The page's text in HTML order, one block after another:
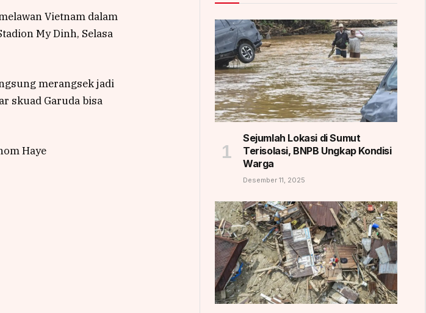
Vietnam dalam
My Dinh, Selasa
merangsek jadi
skuad Garuda bisa
Haye
Sejumlah Lokasi di Sumut
Terisolasi, BNPB Ungkap Kondisi
Warga
Desember 11, 2025